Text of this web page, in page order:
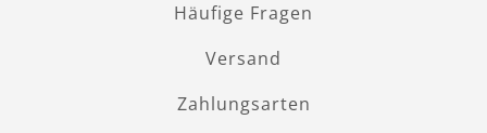
Häufige Fragen
Versand
Zahlungsarten